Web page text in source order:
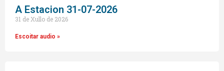
A Estacion 31-07-2026
31 de Xullo de 2026
Escoitar audio »